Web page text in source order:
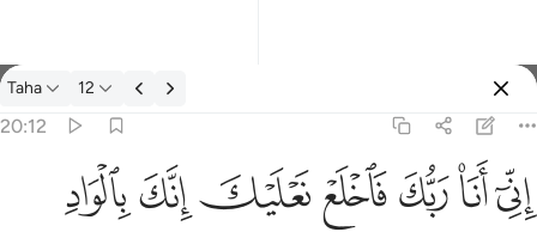
Tafseer: Taha 20:12
Taha 12
20:12
اني انا ربك فاخلع نعليك انك بالواد المقدس طوى ١٢
إِنِّىٓ أَنَا۠ رَبُّكَ فَٱخْلَعْ نَعْلَيْكَ ۖ إِنَّكَ بِٱلْوَادِ ٱلْمُقَدَّسِ طُوًۭى ١٢
ﲺﲻﲼﲽﲾﲿﳀ